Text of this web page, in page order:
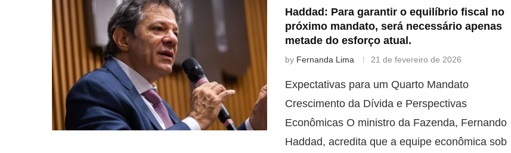
Haddad: Para garantir o equilíbrio fiscal no
próximo mandato, será necessário apenas
metade do esforço atual.
by Fernanda Lima 21 de fevereiro de 2026
Expectativas para um Quarto Mandato
Crescimento da Dívida e Perspectivas
Econômicas O ministro da Fazenda, Fernando
Haddad, acredita que a equipe econômica sob